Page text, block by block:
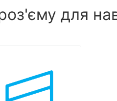
для